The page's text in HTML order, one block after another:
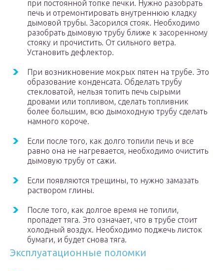
при постоянной топке печки. Нужно разобрать
печь и отремонтировать внутреннюю кладку
дымовой трубы. Засорился стояк. Необходимо
разобрать дымовую трубу ближе к засоренному
стояку и прочистить. От сильного ветра.
Установить дефлектор.
При возникновение мокрых пятен на трубе. Это
образование конденсата. Обделать трубу
стекловатой, нельзя топить печь сырыми
дровами или топливом, сделать топливник
более большим, всю дымоходную трубу сделать
намного короче.
Если после того, как долго топили печь и все
равно она не нагревается, необходимо очистить
дымовую трубу от сажи.
Если появляются трещины, то нужно замазать
раствором глины.
После того, как долгое время не топили,
пропадет тяга. Это означает, что в трубе стоит
холодный воздух. Необходимо поджечь листок
бумаги, и будет снова тяга.
Эксплуатационные поломки